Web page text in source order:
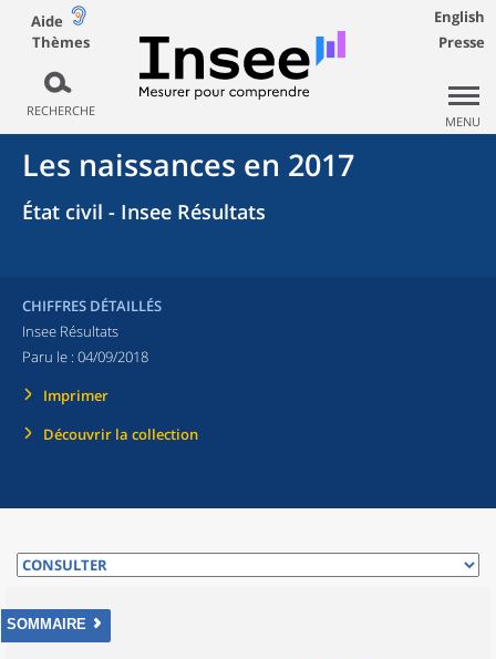
Aide
Thèmes
RECHERCHE
English
Presse
MENU
Les naissances en 2017
État civil - Insee Résultats
CHIFFRES DÉTAILLÉS
Insee Résultats
Paru le : 04/09/2018
Imprimer
Découvrir la collection
SOMMAIRE